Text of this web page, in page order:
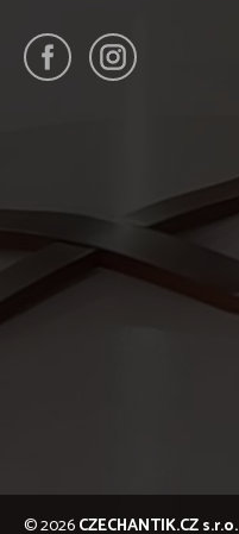
© 2026CZECHANTIK.CZ s.r.o.